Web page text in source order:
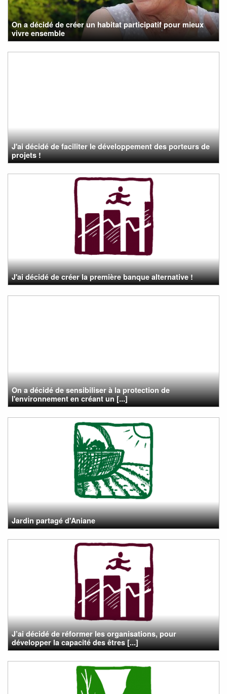
On a décidé de créer un habitat participatif pour mieux
vivre ensemble
J'ai décidé de faciliter le développement des porteurs de
projets !
J'ai décidé de créer la première banque alternative !
On a décidé de sensibiliser à la protection de
l'environnement en créant un [...]
Jardin partagé d'Aniane
J’ai décidé de réformer les organisations, pour
développer la capacité des êtres [...]